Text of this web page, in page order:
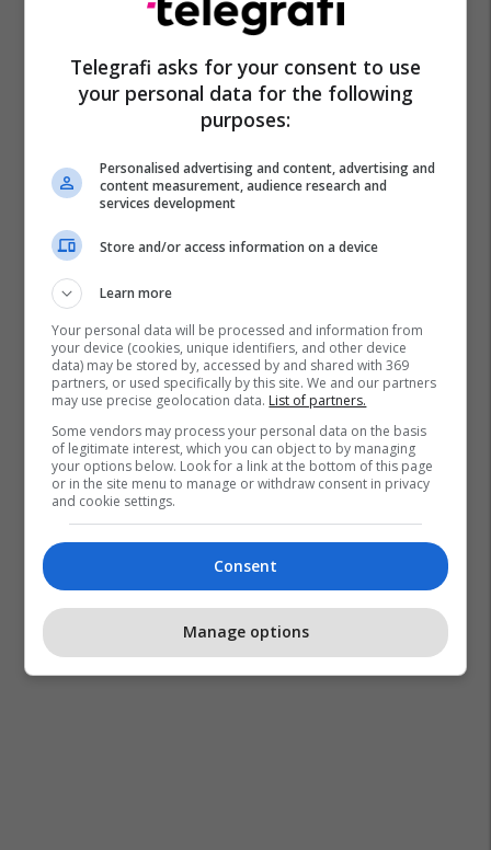
Telegrafi asks for your consent to use
your personal data for the following
purposes:
Personalised advertising and content, advertising and
content measurement, audience research and
services development
Store and/or access information on a device
Learn more
Your personal data will be processed and information from
your device (cookies, unique identifiers, and other device
data) may be stored by, accessed by and shared with 369
partners, or used specifically by this site. We and our partners
may use precise geolocation data. List of partners.
Some vendors may process your personal data on the basis
of legitimate interest, which you can object to by managing
your options below. Look for a link at the bottom of this page
or in the site menu to manage or withdraw consent in privacy
and cookie settings.
Consent
Manage options